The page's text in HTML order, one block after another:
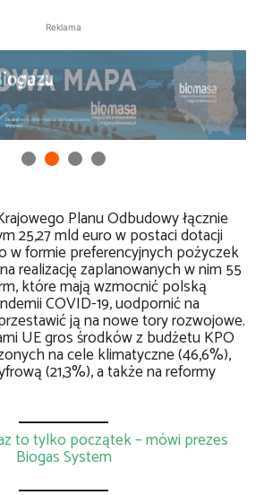
Reklama
Planu Odbudowy łącznie
25,27 mld euro w postaci dotacji
w formie preferencyjnych pożyczek
realizację zaplanowanych w nim 55
które mają wzmocnić polską
COVID-19, uodpornić na
ją na nowe tory rozwojowe.
UE gros środków z budżetu KPO
na cele klimatyczne (46,6%),
(21,3%), a także na reformy
to tylko początek – mówi prezes
Biogas System